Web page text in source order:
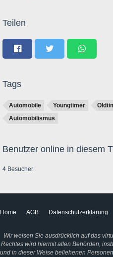
Teilen
Tags
Automobile Youngtimer
Automobilismus
Benutzer online in diesem
4 Besucher
Home AGB Datenschutzerklärung
Wir weisen Sie ausdrücklich auf das
Rechtes wird hiermit allen Behörden,
und in dieser Weise beliehenen